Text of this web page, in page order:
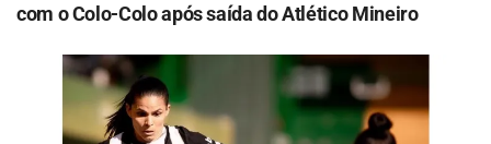
com o Colo-Colo após saída do Atlético Mineiro